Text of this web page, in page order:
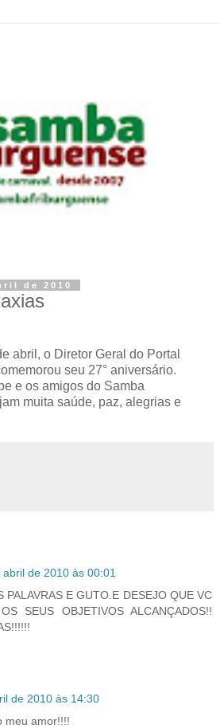
de 2010
abril, o Diretor Geral do Portal
seu 27° aniversário.
e os amigos do Samba
muita saúde, paz, alegrias e
abril de 2010 às 00:01
PALAVRAS E GUTO.E DESEJO QUE VC
SEUS OBJETIVOS ALCANÇADOS!!
de 2010 às 14:30
meu amor!!!!